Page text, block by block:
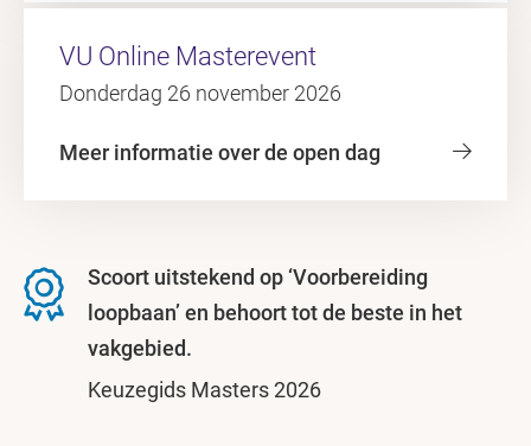
VU Online Masterevent
Donderdag 26 november 2026
Meer informatie over de open dag
Scoort uitstekend op ‘Voorbereiding
loopbaan’ en behoort tot de beste in het
vakgebied.
Keuzegids Masters 2026